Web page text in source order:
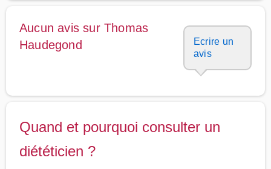
Aucun avis sur Thomas
Haudegond
Ecrire un
avis
Quand et pourquoi consulter un
diététicien ?